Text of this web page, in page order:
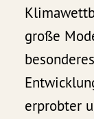
große
erprobter